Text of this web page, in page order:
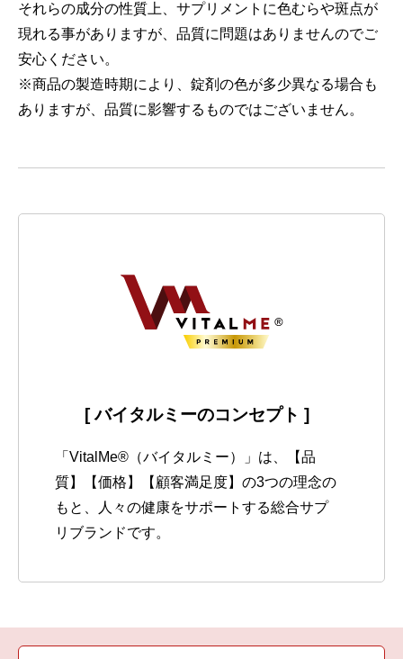
それらの成分の性質上、サプリメントに色むらや斑点が
現れる事がありますが、品質に問題はありませんのでご
安心ください。
※商品の製造時期により、錠剤の色が多少異なる場合も
ありますが、品質に影響するものではございません。
[ バイタルミーのコンセプト ]
「VitalMe®（バイタルミー）」は、【品
質】【価格】【顧客満足度】の3つの理念の
もと、人々の健康をサポートする総合サプ
リブランドです。